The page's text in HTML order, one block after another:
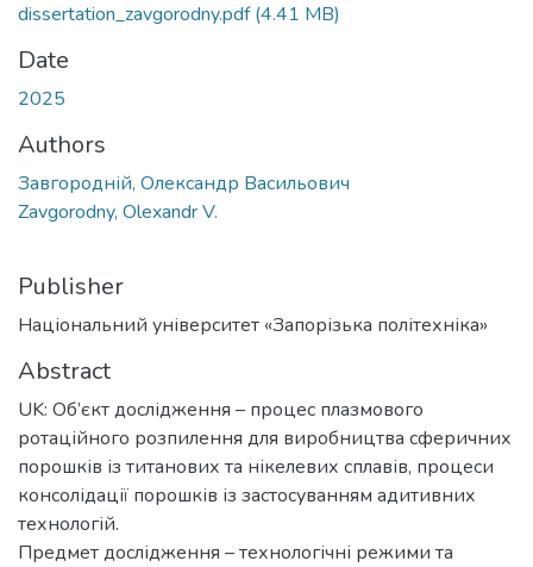
dissertation_zavgorodny.pdf(4.41 MB)
Date
2025
Authors
Завгородній, Олександр Васильович
Zavgorodny, Olexandr V.
Publisher
Національний університет «Запорізька політехніка»
Abstract
UK: Об’єкт дослідження – процес плазмового
ротаційного розпилення для виробництва сферичних
порошків із титанових та нікелевих сплавів, процеси
консолідації порошків із застосуванням адитивних
технологій.
Предмет дослідження – технологічні режими та